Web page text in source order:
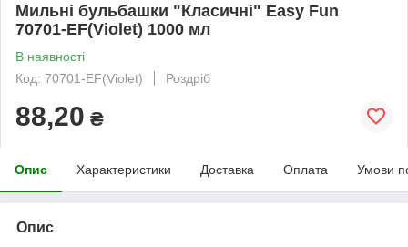
Мильні бульбашки "Класичні" Easy Fun
70701-EF(Violet) 1000 мл
В наявності
Код: 70701-EF(Violet)
Роздріб
88,20 ₴
Опис Характеристики Доставка Оплата Умови
Опис